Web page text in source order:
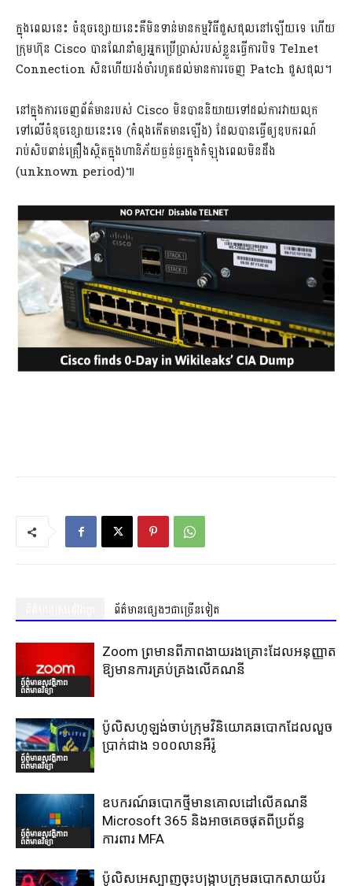
ក្នុងពេលនេះ ចំនុចខ្សោយនេះគឺមិនទាន់មានកម្មវិធីជួសជុលនៅឡើយទេ ហើយ
ក្រុមហ៊ុន Cisco បានណែនាំឲ្យអ្នកប្រើប្រាស់របស់ខ្លួនធ្វើការបិទ Telnet
Connection សិនហើយរង់ចាំរហូតដល់មានការចេញ Patch ជួសជុល។
នៅក្នុងការចេញព័ត៌មានរបស់ Cisco មិនបាននិយាយទៅដល់ការវាយលុក
ទៅលើចំនុចខ្សោយនេះទេ (កំពុងកើតមានឡើង) ដែលបានធ្វើឲ្យឧបករណ៍
រាប់សិបពាន់គ្រឿងស្ថិតក្នុងហានិភ័យធ្ងន់ធ្ងរក្នុងកំឡុងពេលមិនដឹង
(unknown period)៕
ព័ត៌មានផ្សេងៗជាច្រើនទៀត
ព័ត៌មានសុវត្ថិភាព
ព័ត៌មានវិទ្យា
Zoom ព្រមានពីភាពងាយរងគ្រោះដែលអនុញ្ញាត
ឱ្យមានការគ្រប់គ្រងលើគណនី
ព័ត៌មានសុវត្ថិភាព
ព័ត៌មានវិទ្យា
ប៉ូលិសហូឡង់ចាប់ក្រុមវិនិយោគឆបោកដែលលួច
ប្រាក់ជាង ១០០លានអឺរ៉ូ
ព័ត៌មានសុវត្ថិភាព
ព័ត៌មានវិទ្យា
ឧបករណ៍ឆបោកថ្មីមានគោលដៅលើគណនី
Microsoft 365 និងអាចគេចផុតពីប្រព័ន្ធ
ការពារ MFA
ប៉ូលិសអេស្បាញចុះបង្រ្កាបក្រុមឆបោកសាយប័រ